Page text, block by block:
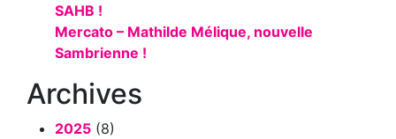
SAHB !
Mercato – Mathilde Mélique, nouvelle
Sambrienne !
Archives
2025 (8)